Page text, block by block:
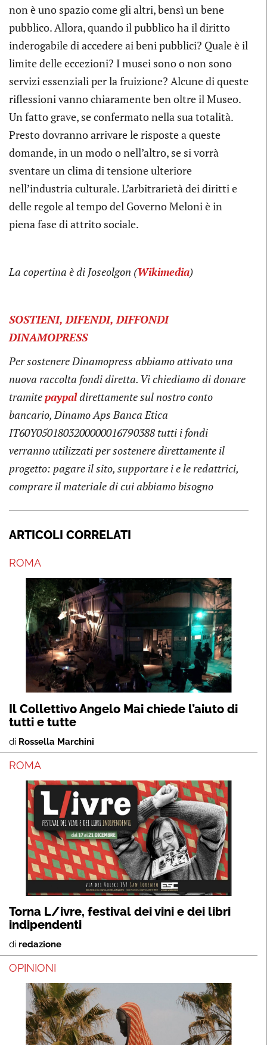
non è uno spazio come gli altri, bensì un bene
pubblico. Allora, quando il pubblico ha il diritto
inderogabile di accedere ai beni pubblici? Quale è il
limite delle eccezioni? I musei sono o non sono
servizi essenziali per la fruizione? Alcune di queste
riflessioni vanno chiaramente ben oltre il Museo.
Un fatto grave, se confermato nella sua totalità.
Presto dovranno arrivare le risposte a queste
domande, in un modo o nell’altro, se si vorrà
sventare un clima di tensione ulteriore
nell’industria culturale. L’arbitrarietà dei diritti e
delle regole al tempo del Governo Meloni è in
piena fase di attrito sociale.
La copertina è di Joseolgon (Wikimedia)
SOSTIENI, DIFENDI, DIFFONDI
DINAMOPRESS
Per sostenere Dinamopress abbiamo attivato una
nuova raccolta fondi diretta. Vi chiediamo di donare
tramitepaypaldirettamente sul nostro conto
bancario, Dinamo Aps Banca Etica
IT60Y0501803200000016790388 tutti i fondi
verranno utilizzati per sostenere direttamente il
progetto: pagare il sito, supportare i e le redattrici,
comprare il materiale di cui abbiamo bisogno
ARTICOLI CORRELATI
ROMA
Il Collettivo Angelo Mai chiede l’aiuto di
tutti e tutte
di Rossella Marchini
ROMA
Torna L/ivre, festival dei vini e dei libri
indipendenti
di redazione
OPINIONI